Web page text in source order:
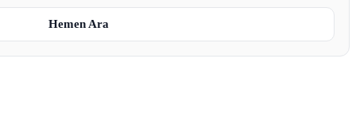
Hemen Ara